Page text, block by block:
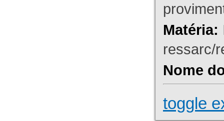
Matéria:
ressarc/
Nome
toggle